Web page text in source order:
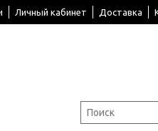
Личный кабинет Доставка